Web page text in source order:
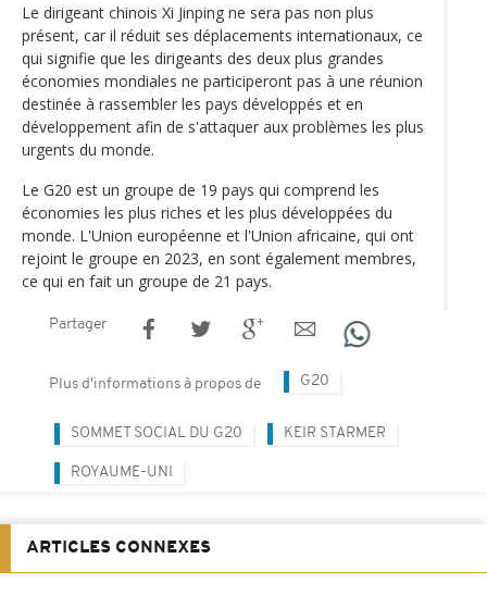
Le dirigeant chinois Xi Jinping ne sera pas non plus
présent, car il réduit ses déplacements internationaux, ce
qui signifie que les dirigeants des deux plus grandes
économies mondiales ne participeront pas à une réunion
destinée à rassembler les pays développés et en
développement afin de s'attaquer aux problèmes les plus
urgents du monde.
Le G20 est un groupe de 19 pays qui comprend les
économies les plus riches et les plus développées du
monde. L'Union européenne et l'Union africaine, qui ont
rejoint le groupe en 2023, en sont également membres,
ce qui en fait un groupe de 21 pays.
Partager
Plus d'informations à propos de G20
SOMMET SOCIAL DU G20 KEIR STARMER
ROYAUME-UNI
ARTICLES CONNEXES